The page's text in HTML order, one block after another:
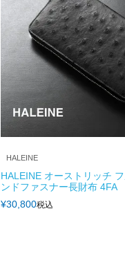
HALEINE
HALEINE オーストリッチ
ンドファスナー長財布 4FA
¥30,800税込